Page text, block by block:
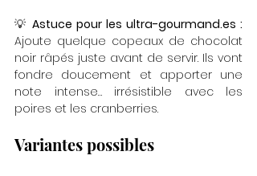
💡 Astuce pour les ultra-gourmand.es
Ajoute quelque copeaux de chocolat
noir râpés juste avant de servir. Ils vont
fondre doucement et apporter une
note intense… irrésistible avec les
poires et les cranberries.
Variantes possibles